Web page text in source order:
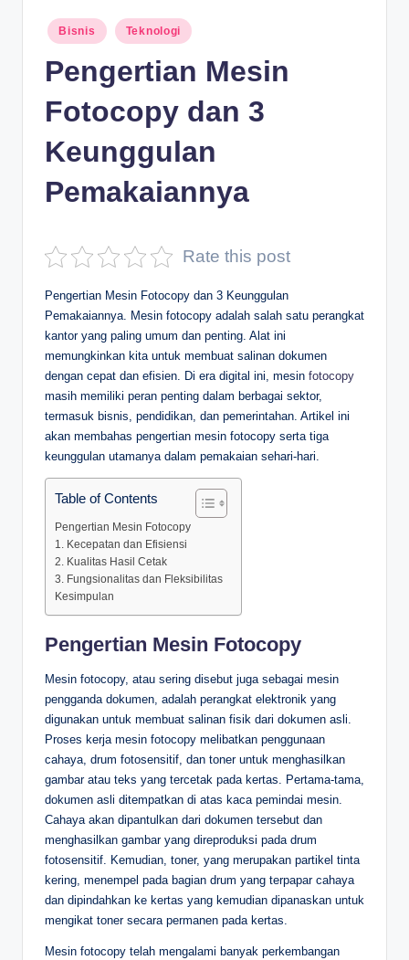
Posted
in
Bisnis Teknologi
Pengertian Mesin
Fotocopy dan 3
Keunggulan
Pemakaiannya
Rate this post
Pengertian Mesin Fotocopy dan 3 Keunggulan
Pemakaiannya. Mesin fotocopy adalah salah satu perangkat
kantor yang paling umum dan penting. Alat ini
memungkinkan kita untuk membuat salinan dokumen
dengan cepat dan efisien. Di era digital ini, mesin fotocopy
masih memiliki peran penting dalam berbagai sektor,
termasuk bisnis, pendidikan, dan pemerintahan. Artikel ini
akan membahas pengertian mesin fotocopy serta tiga
keunggulan utamanya dalam pemakaian sehari-hari.
Table of Contents
Pengertian Mesin Fotocopy
1. Kecepatan dan Efisiensi
2. Kualitas Hasil Cetak
3. Fungsionalitas dan Fleksibilitas
Kesimpulan
Pengertian Mesin Fotocopy
Mesin fotocopy, atau sering disebut juga sebagai mesin
pengganda dokumen, adalah perangkat elektronik yang
digunakan untuk membuat salinan fisik dari dokumen asli.
Proses kerja mesin fotocopy melibatkan penggunaan
cahaya, drum fotosensitif, dan toner untuk menghasilkan
gambar atau teks yang tercetak pada kertas. Pertama-tama,
dokumen asli ditempatkan di atas kaca pemindai mesin.
Cahaya akan dipantulkan dari dokumen tersebut dan
menghasilkan gambar yang direproduksi pada drum
fotosensitif. Kemudian, toner, yang merupakan partikel tinta
kering, menempel pada bagian drum yang terpapar cahaya
dan dipindahkan ke kertas yang kemudian dipanaskan untuk
mengikat toner secara permanen pada kertas.
Mesin fotocopy telah mengalami banyak perkembangan